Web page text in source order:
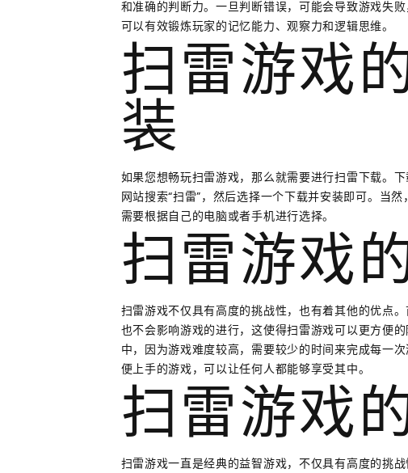
和准确的判断力。一旦判断错误，可能会导致游戏失
可以有效锻炼玩家的记忆能力、观察力和逻辑思维。
扫雷游戏
装
如果您想畅玩扫雷游戏，那么就需要进行扫雷下载。
网站搜索“扫雷”，然后选择一个下载并安装即可。当
需要根据自己的电脑或者手机进行选择。
扫雷游戏
扫雷游戏不仅具有高度的挑战性，也有着其他的优点
也不会影响游戏的进行，这使得扫雷游戏可以更方便
中，因为游戏难度较高，需要较少的时间来完成每一
便上手的游戏，可以让任何人都能够享受其中。
扫雷游戏
扫雷游戏一直是经典的益智游戏，不仅具有高度的挑